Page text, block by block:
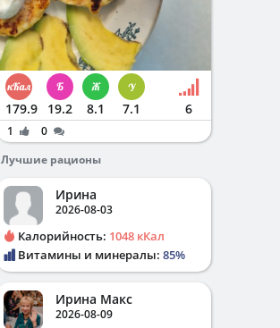
179.9 19.2 8.1 7.1 6
1
0
Лучшие рационы
Ирина
2026-08-03
Калорийность: 1048 кКал
Витамины и минералы: 85%
Ирина Макс
2026-08-09